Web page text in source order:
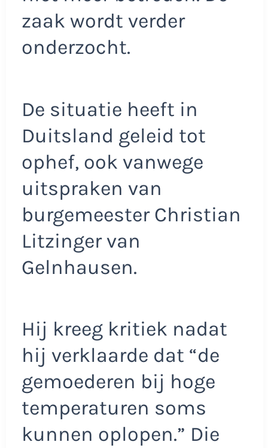
zaak wordt verder
onderzocht.
De situatie heeft in
Duitsland geleid tot
ophef, ook vanwege
uitspraken van
burgemeester Christian
Litzinger van
Gelnhausen.
Hij kreeg kritiek nadat
hij verklaarde dat “de
gemoederen bij hoge
temperaturen soms
kunnen oplopen.” Die